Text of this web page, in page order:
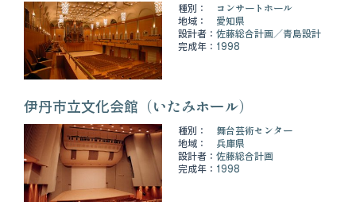
種別：
コンサートホール
地域：
愛知県
設計者： 佐藤総合計画
青島設計
完成年： 1998
伊丹市立文化会館（いたみホール）
種別：
舞台芸術センター
地域：
兵庫県
設計者： 佐藤総合計画
完成年： 1998